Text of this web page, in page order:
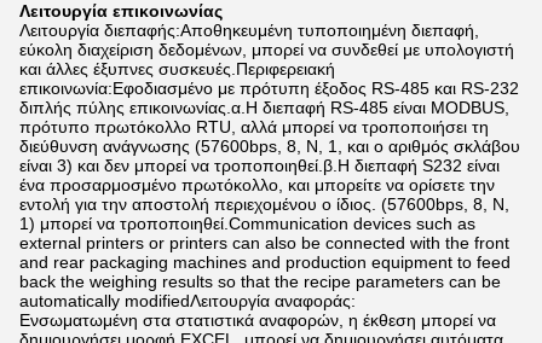
Λειτουργία επικοινωνίας
Λειτουργία διεπαφής:Αποθηκευμένη τυποποιημένη διεπαφή,
εύκολη διαχείριση δεδομένων, μπορεί να συνδεθεί με υπολογιστή
και άλλες έξυπνες συσκευές.Περιφερειακή
επικοινωνία:Εφοδιασμένο με πρότυπη έξοδος RS-485 και RS-232
διπλής πύλης επικοινωνίας.α.Η διεπαφή RS-485 είναι MODBUS,
πρότυπο πρωτόκολλο RTU, αλλά μπορεί να τροποποιήσει τη
διεύθυνση ανάγνωσης (57600bps, 8, N, 1, και ο αριθμός σκλάβου
είναι 3) και δεν μπορεί να τροποποιηθεί.β.Η διεπαφή S232 είναι
ένα προσαρμοσμένο πρωτόκολλο, και μπορείτε να ορίσετε την
εντολή για την αποστολή περιεχομένου ο ίδιος. (57600bps, 8, N,
1) μπορεί να τροποποιηθεί.Communication devices such as
external printers or printers can also be connected with the front
and rear packaging machines and production equipment to feed
back the weighing results so that the recipe parameters can be
automatically modifiedΛειτουργία αναφοράς:
Ενσωματωμένη στα στατιστικά αναφορών, η έκθεση μπορεί να